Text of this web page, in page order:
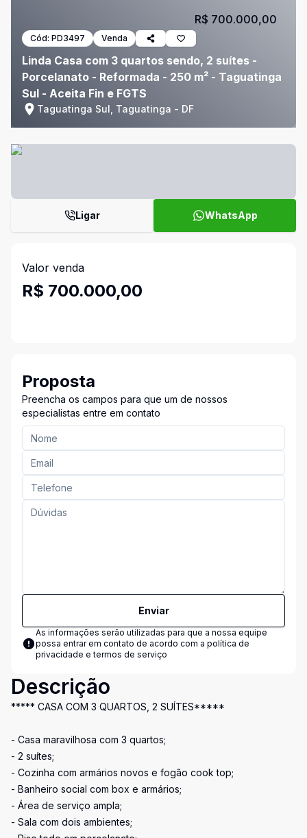
Cód: PD3497 Venda
Linda Casa com 3 quartos sendo, 2 suítes -
Porcelanato - Reformada - 250 m² - Taguatinga
Sul - Aceita Fin e FGTS
Taguatinga Sul, Taguatinga - DF
R$ 700.000,00
Ligar WhatsApp
Valor venda
R$ 700.000,00
Proposta
Preencha os campos para que um de nossos
especialistas entre em contato
Enviar
As informações serão utilizadas para que a nossa equipe
possa entrar em contato de acordo com a política de
privacidade e termos de serviço
Descrição
***** CASA COM 3 QUARTOS, 2 SUÍTES*****
- Casa maravilhosa com 3 quartos;
- 2 suítes;
- Cozinha com armários novos e fogão cook top;
- Banheiro social com box e armários;
- Área de serviço ampla;
- Sala com dois ambientes;